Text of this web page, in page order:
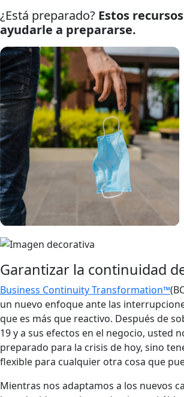
¿Está preparado? Estos
ayudarle a prepararse.
Garantizar la continuidad
Business Continuity Transformation™
un nuevo enfoque ante las
que es más que reactivo. Después de
19 y a sus efectos en el negocio, usted
preparado para la crisis de hoy, sino
flexible para cualquier otra cosa que
Mientras nos adaptamos a los nuevos